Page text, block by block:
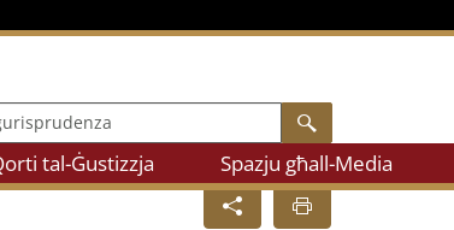
tal-Ġustizzja Spazju għall-Media